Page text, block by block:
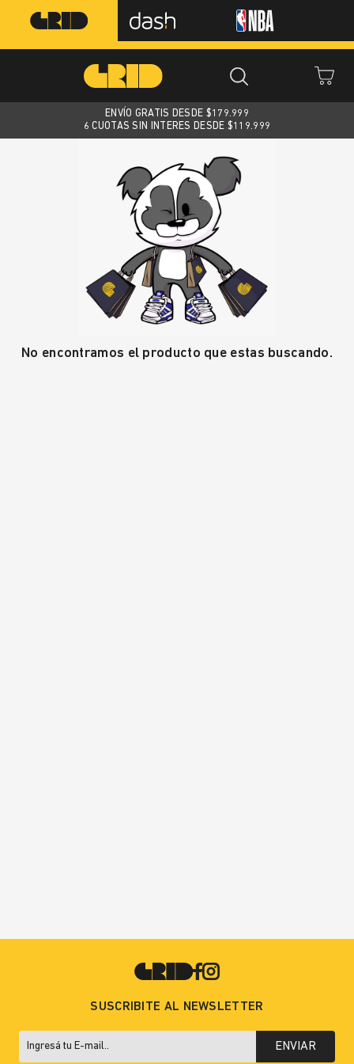
ENVÍO GRATIS DESDE $179.999
6 CUOTAS SIN INTERES DESDE $119.999
No encontramos el producto que estas buscando.
SUSCRIBITE AL NEWSLETTER
ENVIAR